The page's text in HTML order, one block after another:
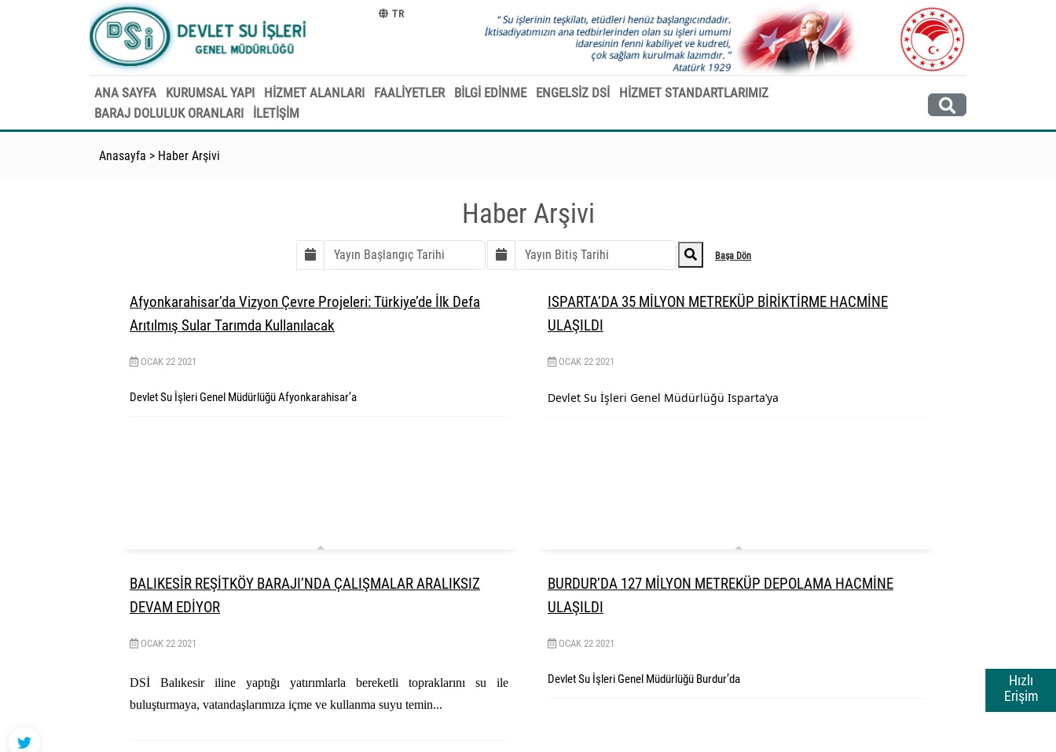
Hızlı
Erişim
TR
ANA SAYFA KURUMSAL YAPI HİZMET ALANLARI FAALİYETLER BİLGİ EDİNME ENGELSİZ DSİ
HİZMET STANDARTLARIMIZ
BARAJ DOLULUK ORANLARI
İLETİŞİM
Anasayfa > Haber Arşivi
Haber Arşivi
Başa Dön
Afyonkarahisar’da Vizyon Çevre Projeleri: Türkiye’de İlk Defa
Arıtılmış Sular Tarımda Kullanılacak
OCAK 22 2021
Devlet Su İşleri Genel Müdürlüğü Afyonkarahisar’a
ISPARTA’DA 35 MİLYON METREKÜP BİRİKTİRME HACMİNE
ULAŞILDI
OCAK 22 2021
Devlet Su İşleri Genel Müdürlüğü Isparta’ya
BALIKESİR REŞİTKÖY BARAJI’NDA ÇALIŞMALAR ARALIKSIZ
DEVAM EDİYOR
OCAK 22 2021
DSİ Balıkesir iline yaptığı yatırımlarla bereketli topraklarını su ile
buluşturmaya, vatandaşlarımıza içme ve kullanma suyu temin...
BURDUR’DA 127 MİLYON METREKÜP DEPOLAMA HACMİNE
ULAŞILDI
OCAK 22 2021
Devlet Su İşleri Genel Müdürlüğü Burdur’da